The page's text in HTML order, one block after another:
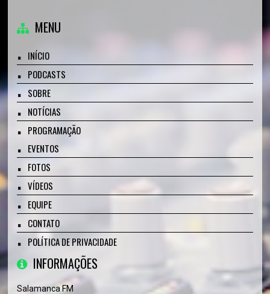
MENU
INÍCIO
PODCASTS
SOBRE
NOTÍCIAS
PROGRAMAÇÃO
EVENTOS
FOTOS
VÍDEOS
EQUIPE
CONTATO
POLÍTICA DE PRIVACIDADE
INFORMAÇÕES
Salamanca FM